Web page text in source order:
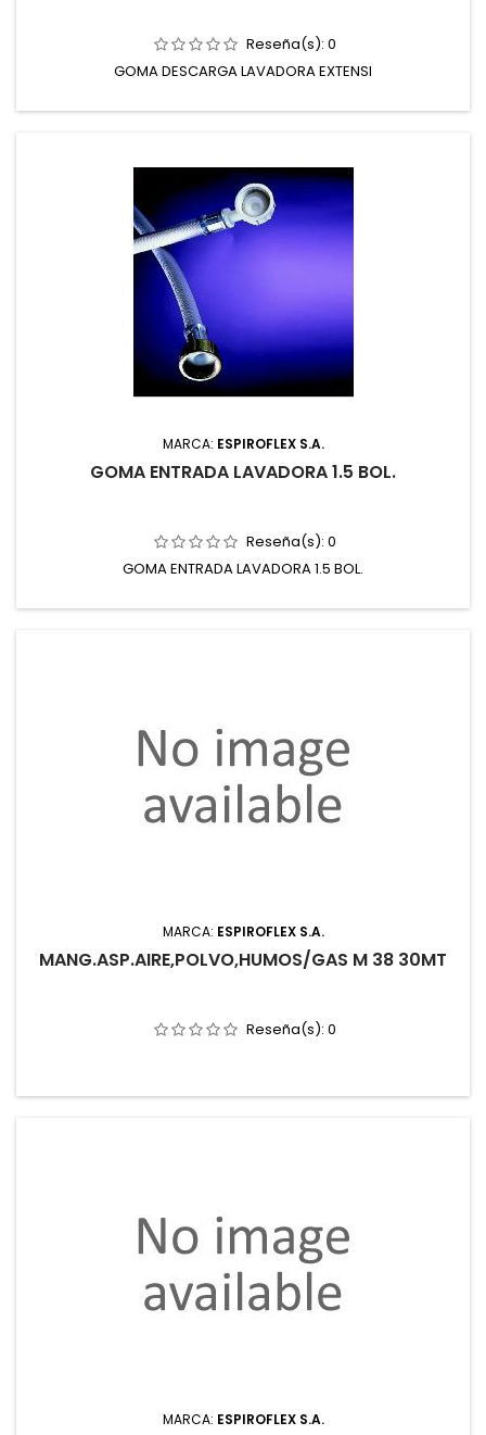
Reseña(s): 0
GOMA DESCARGA LAVADORA EXTENSI
MARCA: ESPIROFLEX S.A.
GOMA ENTRADA LAVADORA 1.5 BOL.
Reseña(s): 0
GOMA ENTRADA LAVADORA 1.5 BOL.
MARCA: ESPIROFLEX S.A.
MANG.ASP.AIRE,POLVO,HUMOS/GAS M 38 30MT
Reseña(s): 0
MARCA: ESPIROFLEX S.A.